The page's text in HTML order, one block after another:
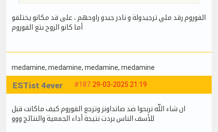
الفوروم رقد ملي ترجيدولة و نادر جبدو راوحهم ، على قد مكانو يختلفو
أما كانو الروح بتع الفوروم
medamine, medamine, medamine, medamine
#187 29-03-2025 21:19
ESTist 4ever
ان شاء اللّه نربحوا ضد صانداونز وترجع الفوروم كيف ماكانت قبل
للأسف الناس بردت نتيجة أداء الجمعية والنتائج ووو